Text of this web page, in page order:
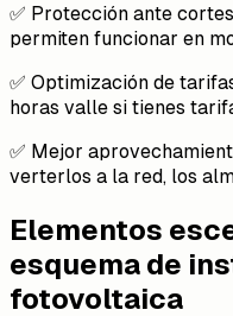
✅ Protección ante
permiten funcionar en
✅ Optimización de
horas valle si tienes
✅ Mejor
verterlos a la red, los
Elementos
esquema de
fotovoltaica